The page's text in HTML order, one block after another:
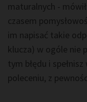
maturalnych -
czasem
im napisać takie
klucza) w ogóle nie
tym błędu i
poleceniu, z